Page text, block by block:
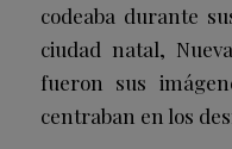
codeaba durante
ciudad natal,
fueron sus
centraban en los